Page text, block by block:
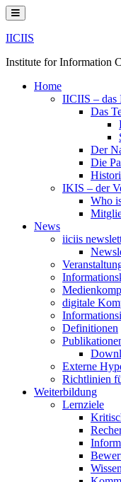
Skip
to
content
IICIIS
Institute for Information
Home
IICIIS – das
Das
Der
Die
IKIS – der
Who
News
iiciis
digitale
Definitionen
Externe
Richtlinien
Weiterbildung
Lernziele